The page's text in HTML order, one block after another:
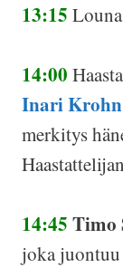
13:15
14:00
Inari Krohn
merkitys
14:45 Timo
joka juontuu